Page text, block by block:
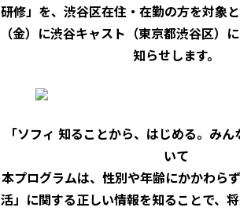
研修」を、渋谷区在住・在勤の方を対象
（金）に渋谷キャスト（東京都渋谷区）
知らせします。
「ソフィ 知ることから、はじめる。み
いて
本プログラムは、性別や年齢にかかわら
活」に関する正しい情報を知ることで、